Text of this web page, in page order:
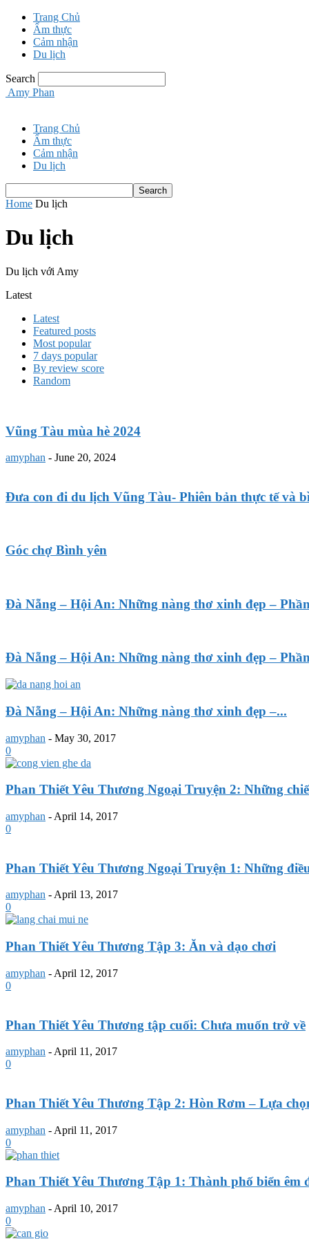
Trang Chủ
Ẩm thực
Cảm nhận
Du lịch
Search
Amy Phan
Trang Chủ
Ẩm thực
Cảm nhận
Du lịch
Home Du lịch
Du lịch
Du lịch với Amy
Latest
Latest
Featured posts
Most popular
7 days popular
By review score
Random
Vũng Tàu mùa hè 2024
amyphan - June 20, 2024
Đưa con đi du lịch Vũng Tàu- Phiên bản thực tế và
Góc chợ Bình yên
Đà Nẵng – Hội An: Những nàng thơ xinh đẹp –
Đà Nẵng – Hội An: Những nàng thơ xinh đẹp –
Đà Nẵng – Hội An: Những nàng thơ xinh đẹp –...
amyphan - May 30, 2017
0
Phan Thiết Yêu Thương Ngoại Truyện 2: Những
amyphan - April 14, 2017
0
Phan Thiết Yêu Thương Ngoại Truyện 1: Những
amyphan - April 13, 2017
0
Phan Thiết Yêu Thương Tập 3: Ăn và dạo chơi
amyphan - April 12, 2017
0
Phan Thiết Yêu Thương tập cuối: Chưa muốn trở về
amyphan - April 11, 2017
0
Phan Thiết Yêu Thương Tập 2: Hòn Rơm – Lựa
amyphan - April 11, 2017
0
Phan Thiết Yêu Thương Tập 1: Thành phố biển êm
amyphan - April 10, 2017
0